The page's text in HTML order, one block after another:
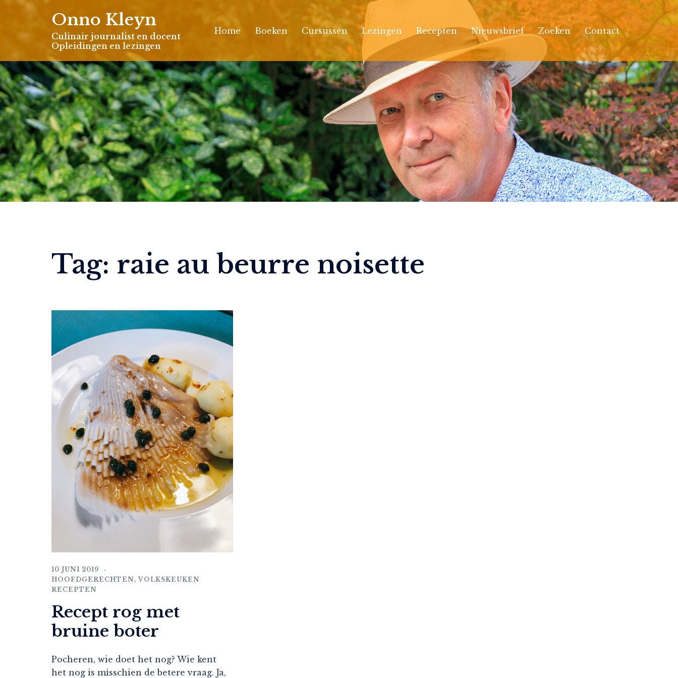
Skip
content
Onno Kleyn
Culinair journalist en docent
Opleidingen en lezingen
Home Boeken Cursussen Lezingen Recepten Nieuwsbrief Zoeken Contact
Tag: raie au beurre noisette
10 JUNI 2019
HOOFDGERECHTEN,VOLKSKEUKEN
RECEPTEN
Recept rog met
bruine boter
Pocheren, wie doet het nog? Wie kent
het nog is misschien de betere vraag. Ja,